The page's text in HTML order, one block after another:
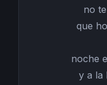
no
que
noche
y a la